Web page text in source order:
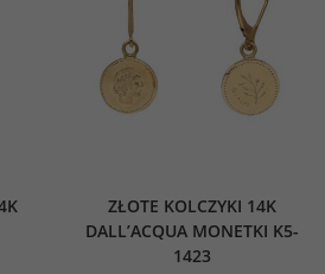
ZŁOTE KOLCZYKI 14K
DALL’ACQUA MONETKI K5-
1423